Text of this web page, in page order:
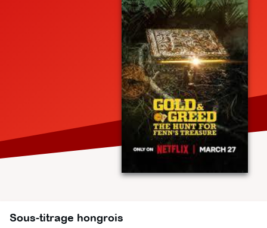
Sous-titrage hongrois